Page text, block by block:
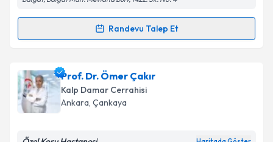
Metni'ni okudum ve kişisel verilerimin belirtilen
kapsamda işlenmesini kabul ediyorum.
Randevu Talep Et
Randevu Takvimi Talebi
Prof. Dr. Mehmet Çakıcıiçin randevu takvimi talebi
oluşturun. Size bu uzmandan randevu almanız için bir
takvim hazırlandığında e-posta ile bilgilendireceğiz.
Prof. Dr. Ömer Çakır
Kalp Damar Cerrahisi
Ankara, Çankaya